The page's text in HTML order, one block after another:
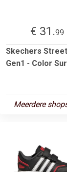
€ 31.99
Skechers
Gen1 - Color
Meerdere